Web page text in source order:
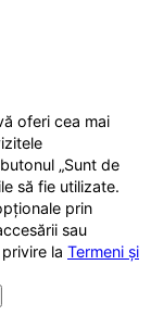
oferi cea mai
„Sunt de
să fie utilizate.
prin
sau
la Termeni și